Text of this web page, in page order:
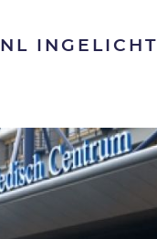
NL INGELICHT